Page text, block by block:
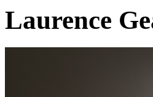
Laurence